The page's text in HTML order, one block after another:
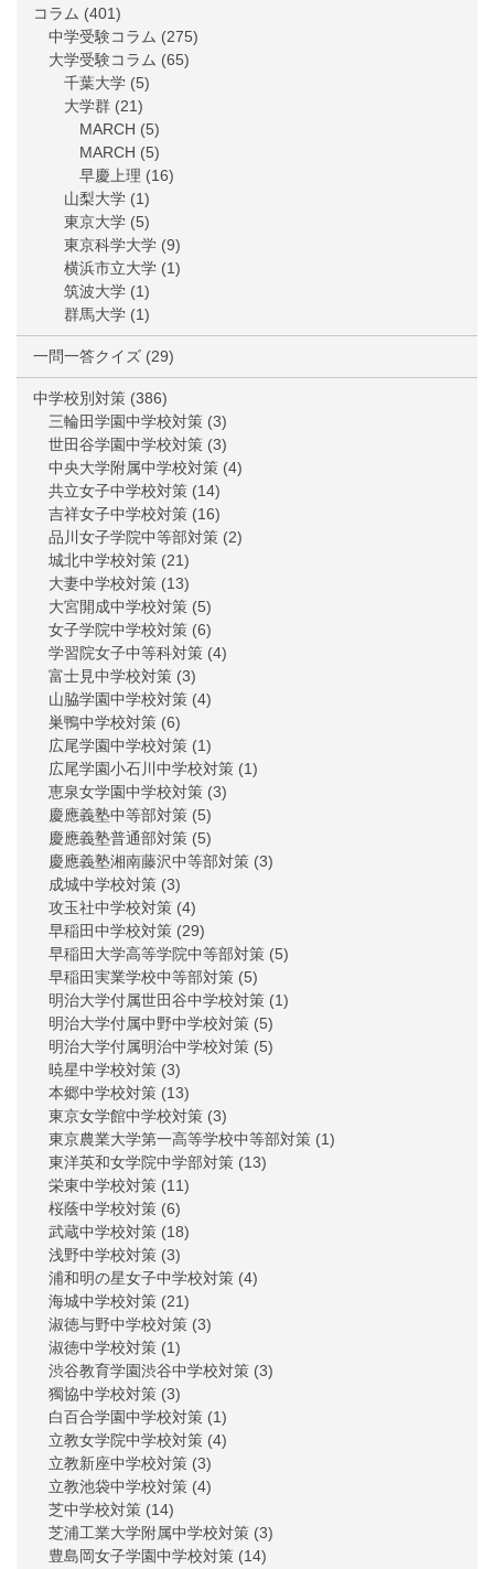
コラム (401)
中学受験コラム (275)
大学受験コラム (65)
千葉大学 (5)
大学群 (21)
MARCH (5)
MARCH (5)
早慶上理 (16)
山梨大学 (1)
東京大学 (5)
東京科学大学 (9)
横浜市立大学 (1)
筑波大学 (1)
群馬大学 (1)
一問一答クイズ (29)
中学校別対策 (386)
三輪田学園中学校対策 (3)
世田谷学園中学校対策 (3)
中央大学附属中学校対策 (4)
共立女子中学校対策 (14)
吉祥女子中学校対策 (16)
品川女子学院中等部対策 (2)
城北中学校対策 (21)
大妻中学校対策 (13)
大宮開成中学校対策 (5)
女子学院中学校対策 (6)
学習院女子中等科対策 (4)
富士見中学校対策 (3)
山脇学園中学校対策 (4)
巣鴨中学校対策 (6)
広尾学園中学校対策 (1)
広尾学園小石川中学校対策 (1)
恵泉女学園中学校対策 (3)
慶應義塾中等部対策 (5)
慶應義塾普通部対策 (5)
慶應義塾湘南藤沢中等部対策 (3)
成城中学校対策 (3)
攻玉社中学校対策 (4)
早稲田中学校対策 (29)
早稲田大学高等学院中等部対策 (5)
早稲田実業学校中等部対策 (5)
明治大学付属世田谷中学校対策 (1)
明治大学付属中野中学校対策 (5)
明治大学付属明治中学校対策 (5)
暁星中学校対策 (3)
本郷中学校対策 (13)
東京女学館中学校対策 (3)
東京農業大学第一高等学校中等部対策 (1)
東洋英和女学院中学部対策 (13)
栄東中学校対策 (11)
桜蔭中学校対策 (6)
武蔵中学校対策 (18)
浅野中学校対策 (3)
浦和明の星女子中学校対策 (4)
海城中学校対策 (21)
淑徳与野中学校対策 (3)
淑徳中学校対策 (1)
渋谷教育学園渋谷中学校対策 (3)
獨協中学校対策 (3)
白百合学園中学校対策 (1)
立教女学院中学校対策 (4)
立教新座中学校対策 (3)
立教池袋中学校対策 (4)
芝中学校対策 (14)
芝浦工業大学附属中学校対策 (3)
豊島岡女子学園中学校対策 (14)